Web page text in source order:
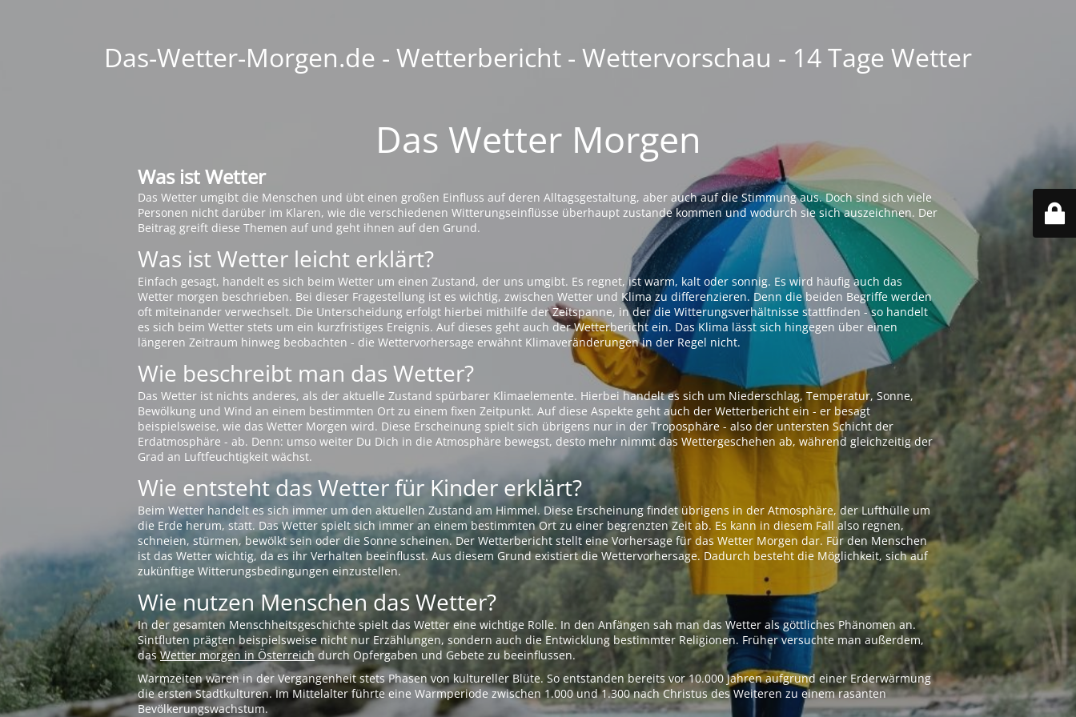
Das-Wetter-Morgen.de - Wetterbericht - Wettervorschau - 14 Tage Wetter
Das Wetter Morgen
Was ist Wetter
Das Wetter umgibt die Menschen und übt einen großen Einfluss auf deren Alltagsgestaltung, aber auch auf die Stimmung aus. Doch sind sich viele
Personen nicht darüber im Klaren, wie die verschiedenen Witterungseinflüsse überhaupt zustande kommen und wodurch sie sich auszeichnen. Der
Beitrag greift diese Themen auf und geht ihnen auf den Grund.
Was ist Wetter leicht erklärt?
Einfach gesagt, handelt es sich beim Wetter um einen Zustand, der uns umgibt. Es regnet, ist warm, kalt oder sonnig. Es wird häufig auch das
Wetter morgen beschrieben. Bei dieser Fragestellung ist es wichtig, zwischen Wetter und Klima zu differenzieren. Denn die beiden Begriffe werden
oft miteinander verwechselt. Die Unterscheidung erfolgt hierbei mithilfe der Zeitspanne, in der die Witterungsverhältnisse stattfinden - so handelt
es sich beim Wetter stets um ein kurzfristiges Ereignis. Auf dieses geht auch der Wetterbericht ein. Das Klima lässt sich hingegen über einen
längeren Zeitraum hinweg beobachten - die Wettervorhersage erwähnt Klimaveränderungen in der Regel nicht.
Wie beschreibt man das Wetter?
Das Wetter ist nichts anderes, als der aktuelle Zustand spürbarer Klimaelemente. Hierbei handelt es sich um Niederschlag, Temperatur, Sonne,
Bewölkung und Wind an einem bestimmten Ort zu einem fixen Zeitpunkt. Auf diese Aspekte geht auch der Wetterbericht ein - er besagt
beispielsweise, wie das Wetter Morgen wird. Diese Erscheinung spielt sich übrigens nur in der Troposphäre - also der untersten Schicht der
Erdatmosphäre - ab. Denn: umso weiter Du Dich in die Atmosphäre bewegst, desto mehr nimmt das Wettergeschehen ab, während gleichzeitig der
Grad an Luftfeuchtigkeit wächst.
Wie entsteht das Wetter für Kinder erklärt?
Beim Wetter handelt es sich immer um den aktuellen Zustand am Himmel. Diese Erscheinung findet übrigens in der Atmosphäre, der Lufthülle um
die Erde herum, statt. Das Wetter spielt sich immer an einem bestimmten Ort zu einer begrenzten Zeit ab. Es kann in diesem Fall also regnen,
schneien, stürmen, bewölkt sein oder die Sonne scheinen. Der Wetterbericht stellt eine Vorhersage für das Wetter Morgen dar. Für den Menschen
ist das Wetter wichtig, da es ihr Verhalten beeinflusst. Aus diesem Grund existiert die Wettervorhersage. Dadurch besteht die Möglichkeit, sich auf
zukünftige Witterungsbedingungen einzustellen.
Wie nutzen Menschen das Wetter?
In der gesamten Menschheitsgeschichte spielt das Wetter eine wichtige Rolle. In den Anfängen sah man das Wetter als göttliches Phänomen an.
Sintfluten prägten beispielsweise nicht nur Erzählungen, sondern auch die Entwicklung bestimmter Religionen. Früher versuchte man außerdem,
dasWetter morgen in Österreichdurch Opfergaben und Gebete zu beeinflussen.
Warmzeiten waren in der Vergangenheit stets Phasen von kultureller Blüte. So entstanden bereits vor 10.000 Jahren aufgrund einer Erderwärmung
die ersten Stadtkulturen. Im Mittelalter führte eine Warmperiode zwischen 1.000 und 1.300 nach Christus des Weiteren zu einem rasanten
Bevölkerungswachstum.